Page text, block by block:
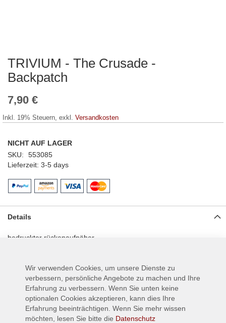
TRIVIUM - The Crusade -
Backpatch
7,90 €
Inkl. 19% Steuern, exkl. Versandkosten
NICHT AUF LAGER
SKU
553085
Lieferzeit 3-5 days
Zum
der
springen
Details
bedruckter rückenaufnäher
Mehr Informationen
Wir verwenden Cookies, um unsere Dienste zu
verbessern, persönliche Angebote zu machen und Ihre
Erfahrung zu verbessern. Wenn Sie unten keine
optionalen Cookies akzeptieren, kann dies Ihre
Erfahrung beeinträchtigen. Wenn Sie mehr wissen
möchten, lesen Sie bitte die Datenschutz